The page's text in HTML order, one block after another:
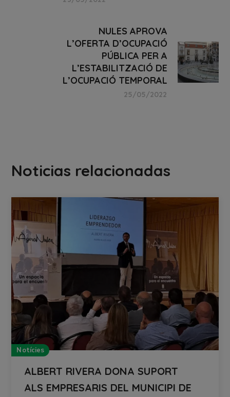
NULES APROVA
L’OFERTA D’OCUPACIÓ
PÚBLICA PER A
L’ESTABILITZACIÓ DE
L’OCUPACIÓ TEMPORAL
25/05/2022
Noticias relacionadas
Notícies
ALBERT RIVERA DONA SUPORT
ALS EMPRESARIS DEL MUNICIPI DE